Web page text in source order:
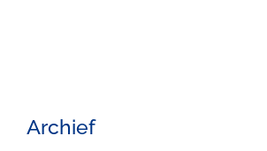
Archief